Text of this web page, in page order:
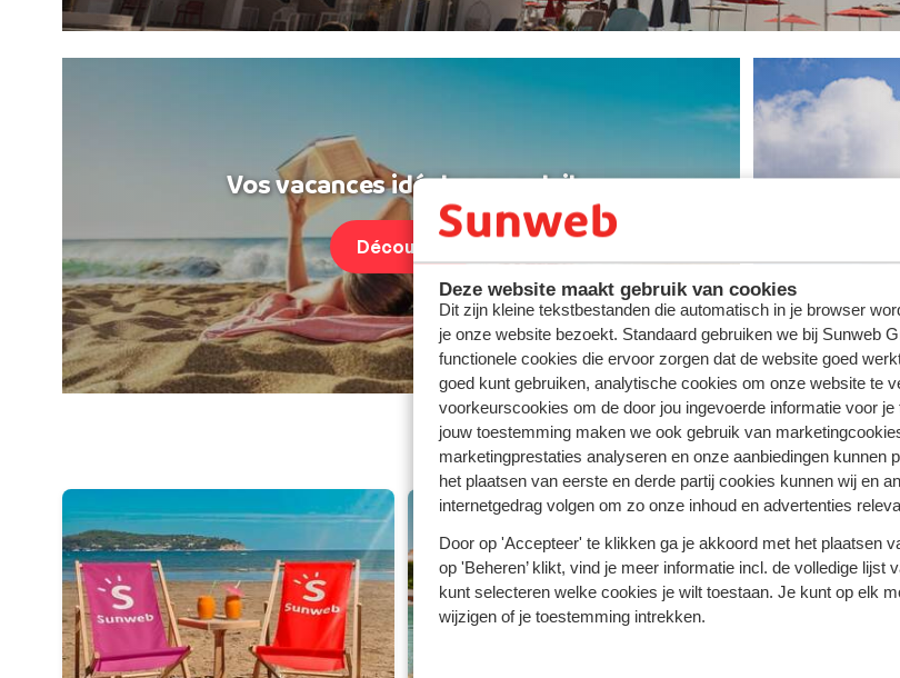
Deze website maakt gebruik van cookies
Dit zijn kleine tekstbestanden die automatisch in je browser
je onze website bezoekt. Standaard gebruiken we bij Sunweb
functionele cookies die ervoor zorgen dat de website goed
goed kunt gebruiken, analytische cookies om onze website te
voorkeurscookies om de door jou ingevoerde informatie voor je
jouw toestemming maken we ook gebruik van
marketingprestaties analyseren en onze aanbiedingen kunnen
het plaatsen van eerste en derde partij cookies kunnen wij en
internetgedrag volgen om zo onze inhoud en advertenties
Door op 'Accepteer' te klikken ga je akkoord met het plaatsen
op 'Beheren’ klikt, vind je meer informatie incl. de volledige lijst
kunt selecteren welke cookies je wilt toestaan. Je kunt op elk
wijzigen of je toestemming intrekken.
Vos vacances idéales au soleil
Découvrir
Partez en vacances avec Sunweb !